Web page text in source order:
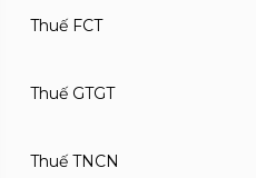
Thuế FCT
Thuế GTGT
Thuế TNCN